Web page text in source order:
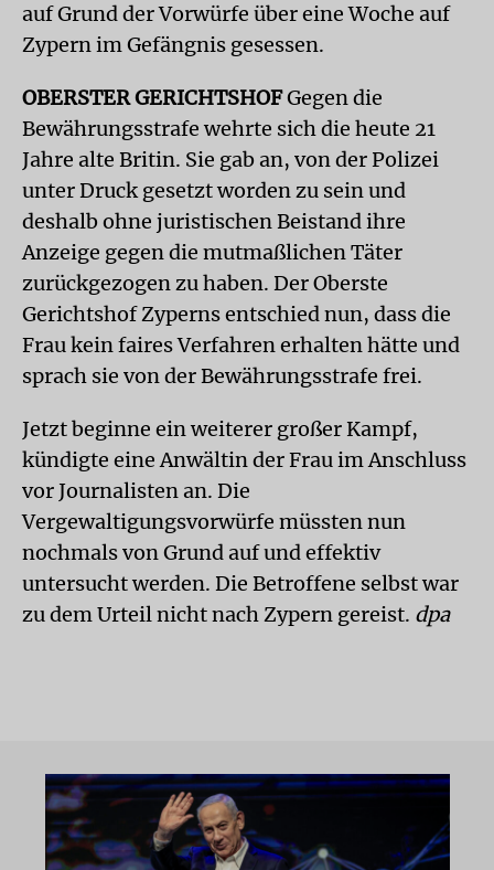
auf Grund der Vorwürfe über eine Woche auf
Zypern im Gefängnis gesessen.
OBERSTER GERICHTSHOFGegen die
Bewährungsstrafe wehrte sich die heute 21
Jahre alte Britin. Sie gab an, von der Polizei
unter Druck gesetzt worden zu sein und
deshalb ohne juristischen Beistand ihre
Anzeige gegen die mutmaßlichen Täter
zurückgezogen zu haben. Der Oberste
Gerichtshof Zyperns entschied nun, dass die
Frau kein faires Verfahren erhalten hätte und
sprach sie von der Bewährungsstrafe frei.
Jetzt beginne ein weiterer großer Kampf,
kündigte eine Anwältin der Frau im Anschluss
vor Journalisten an. Die
Vergewaltigungsvorwürfe müssten nun
nochmals von Grund auf und effektiv
untersucht werden. Die Betroffene selbst war
zu dem Urteil nicht nach Zypern gereist. dpa